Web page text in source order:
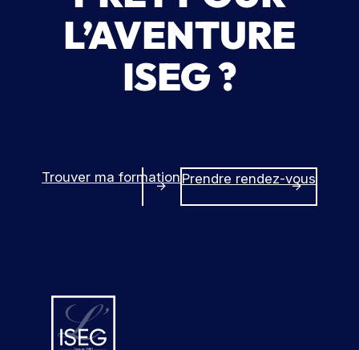
L’AVENTURE
ISEG ?
Trouver ma formation Prendre rendez-vous